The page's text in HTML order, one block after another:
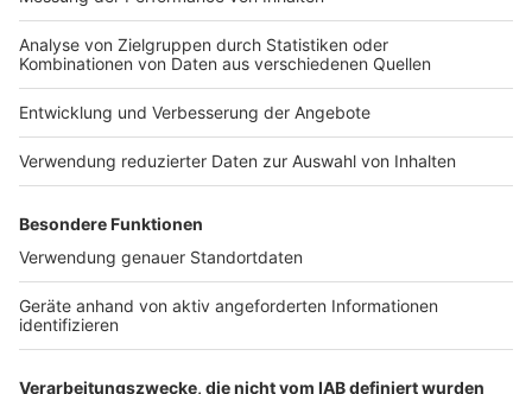
aus mehreren Gründen an Bedeutung. Neben
gestiegenen Spritpreisen und wachsendem
Umweltbewusstsein spielt vor allem die technische
„Wir haben ja eine technische Revolution im
Radverkehr erlebt mit den Pedelecs“
sagt Krischer. Diese hätten neue Nutzergruppen
erschlossen und machten auch längere Strecken
alltagstauglich. Immer mehr Menschen nutzten das
Rad daher nicht nur in der Freizeit, sondern auch für